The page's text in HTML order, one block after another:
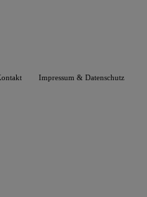
Impressum & Datenschutz